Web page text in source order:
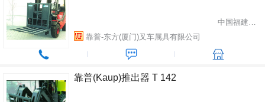
中国福建省厦门市
靠普-东方(厦门)叉车属具有限公司
靠普(Kaup)推出器 T 142